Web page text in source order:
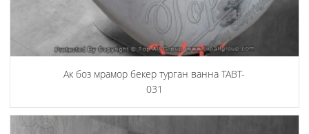
Ак боз мрамор бекер турган ванна TABT-
031